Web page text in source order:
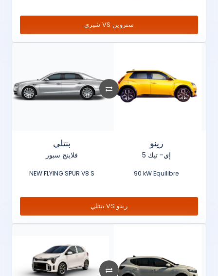
شيري VS ستروين
بنتلي
فلاينج سبور
NEW FLYING SPUR V8 S
رينو
5 إي- تيك
90 kW Equilibre
بنتلي VS رينو